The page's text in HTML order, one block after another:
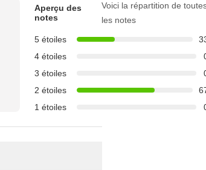
Aperçu des
notes
Voici la répartition de
les notes
5 étoiles
4 étoiles
3 étoiles
2 étoiles
1 étoiles